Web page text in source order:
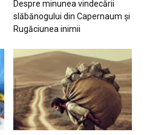
Despre minunea vindecării
slăbănogului din Capernaum și
Rugăciunea inimii